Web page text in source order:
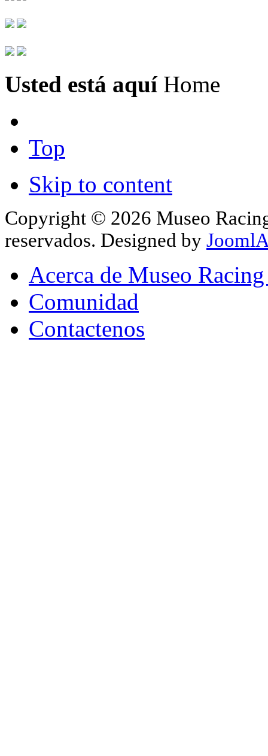
Usted está aquí Home
Top
Skip to content
Copyright © 2026 Museo
reservados. Designed by
Acerca de Museo
Comunidad
Contactenos